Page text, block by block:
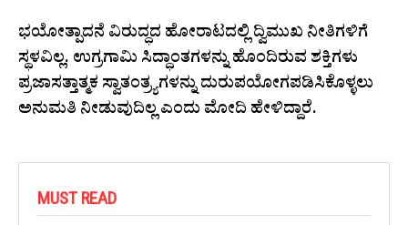
ಭಯೋತ್ಪಾದನೆ ವಿರುದ್ಧದ ಹೋರಾಟದಲ್ಲಿ ದ್ವಿಮುಖ ನೀತಿಗಳಿಗೆ
ಸ್ಥಳವಿಲ್ಲ. ಉಗ್ರಗಾಮಿ ಸಿದ್ಧಾಂತಗಳನ್ನು ಹೊಂದಿರುವ ಶಕ್ತಿಗಳು
ಪ್ರಜಾಸತ್ತಾತ್ಮಕ ಸ್ವಾತಂತ್ರ್ಯಗಳನ್ನು ದುರುಪಯೋಗಪಡಿಸಿಕೊಳ್ಳಲು
ಅನುಮತಿ ನೀಡುವುದಿಲ್ಲ ಎಂದು ಮೋದಿ ಹೇಳಿದ್ದಾರೆ.
MUST READ